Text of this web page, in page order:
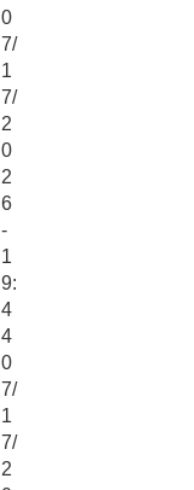
0
7/
1
7/
2
0
2
6
-
1
9:
4
4
0
7/
1
7/
2